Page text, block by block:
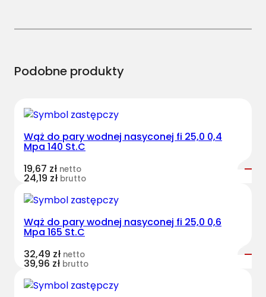
Podobne produkty
Wąż do pary wodnej nasyconej fi 25,0 0,4
Mpa 140 St.C
19,67 zł netto
24,19 zł brutto
Wąż do pary wodnej nasyconej fi 25,0 0,6
Mpa 165 St.C
32,49 zł netto
39,96 zł brutto